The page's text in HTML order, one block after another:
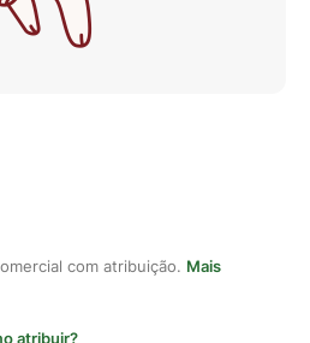
com atribuição. Mais
atribuir?